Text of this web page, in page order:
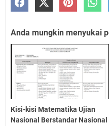
Anda mungkin menyukai
Kisi-kisi Matematika Ujian
Nasional Berstandar Nasional